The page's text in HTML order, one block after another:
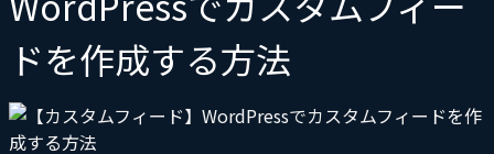
ドを作成する方法